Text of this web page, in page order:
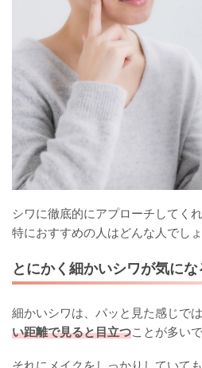
シワに徹底的にアプローチしてく
特におすすめの人はどんな人でしょ
とにかく細かいシワが気にな
細かいシワは、パッと見た感じで
い距離で見ると目立つことが多いで